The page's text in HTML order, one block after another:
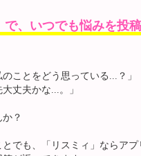
で、いつでも悩みを投
ことをどう思っている...？」
丈夫かな...。」
？
でも、「リスミィ」ならア